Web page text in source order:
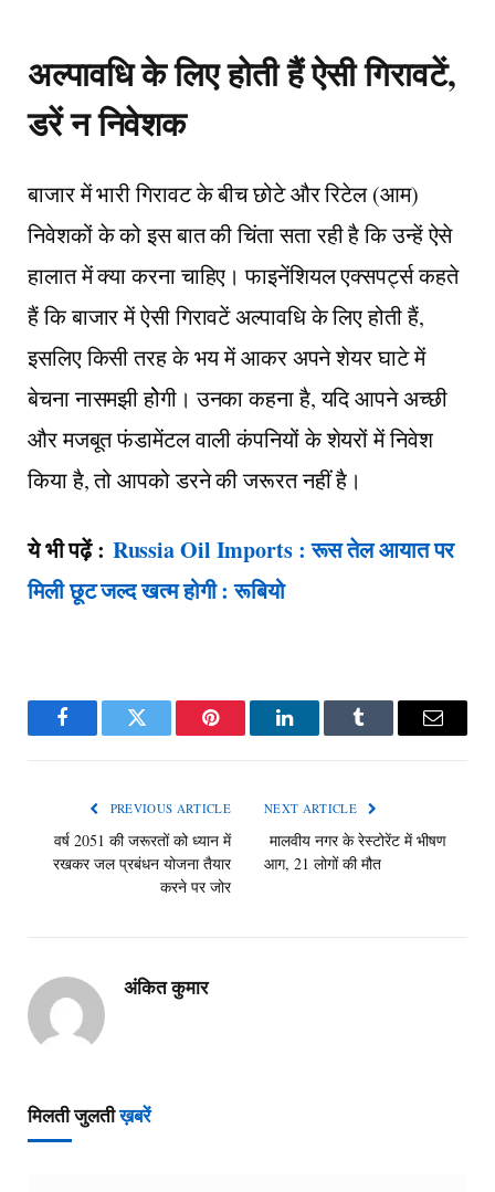
अल्पावधि के लिए होती हैं ऐसी गिरावटें,
डरें न निवेशक
बाजार में भारी गिरावट के बीच छोटे और रिटेल (आम)
निवेशकों के को इस बात की चिंता सता रही है कि उन्हें ऐसे
हालात में क्या करना चाहिए। फाइनेंशियल एक्सपर्ट्स कहते
हैं कि बाजार में ऐसी गिरावटें अल्पावधि के लिए होती हैं,
इसलिए किसी तरह के भय में आकर अपने शेयर घाटे में
बेचना नासमझी होेगी। उनका कहना है, यदि आपने अच्छी
और मजबूत फंडामेंटल वाली कंपनियों के शेयरों में निवेश
किया है, तो आपको डरने की जरूरत नहीं है।
ये भी पढ़ें : Russia Oil Imports : रूस तेल आयात पर
मिली छूट जल्द खत्म होगी : रूबियो
FacebookTwitter Pinterest LinkedInTumblr Email
PREVIOUS ARTICLE
वर्ष 2051 की जरूरतों को ध्यान में
रखकर जल प्रबंधन योजना तैयार
करने पर जोर
NEXT ARTICLE
मालवीय नगर के रेस्टोरेंट में भीषण
आग, 21 लोगों की मौत
अंकित कुमार
मिलती जुलतीख़बरें